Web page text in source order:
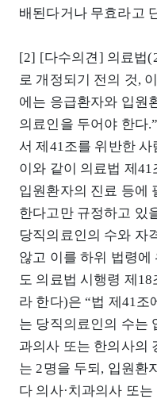
배된다거나 무효라고
[2] [다수의견] 의료법
로 개정되기 전의 것,
에는 응급환자와 입원
의료인을 두어야 한다
서 제41조를 위반한
이와 같이 의료법 제
입원환자의 진료 등에
한다고만 규정하고 있
당직의료인의 수와 자
않고 이를 하위 법령에
도 의료법 시행령 제18
라 한다)은 “법 제41조
는 당직의료인의 수는
과의사 또는 한의사의
는 2명을 두되, 입원환
다 의사·치과의사 또